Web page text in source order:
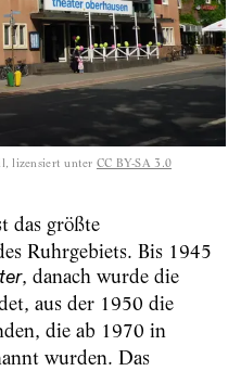
lizensiert unter CC BY-SA 3.0
das größte
Ruhrgebiets. Bis 1945
, danach wurde die
aus der 1950 die
die ab 1970 in
wurden. Das